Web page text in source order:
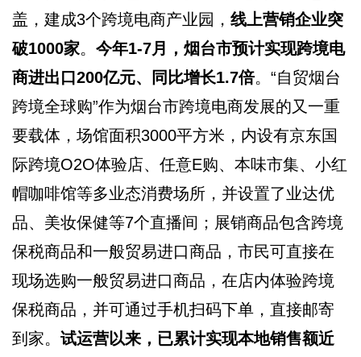
盖，建成3个跨境电商产业园， 线上营销企业突
破1000家。 今年1-7月，烟台市预计实现跨境电
商进出口200亿元、同比增长1.7倍。“自贸烟台
跨境全球购”作为烟台市跨境电商发展的又一重
要载体，场馆面积3000平方米，内设有京东国
际跨境O2O体验店、任意E购、本味市集、小红
帽咖啡馆等多业态消费场所，并设置了业达优
品、美妆保健等7个直播间；展销商品包含跨境
保税商品和一般贸易进口商品，市民可直接在
现场选购一般贸易进口商品，在店内体验跨境
保税商品，并可通过手机扫码下单，直接邮寄
到家。 试运营以来，已累计实现本地销售额近